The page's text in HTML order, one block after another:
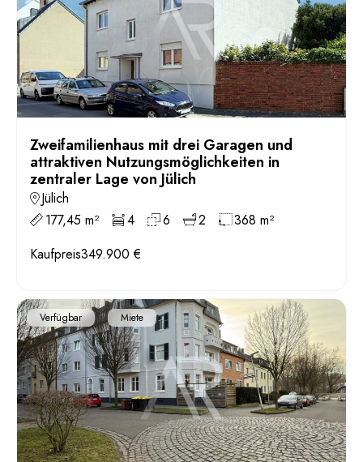
Zweifamilienhaus mit drei Garagen und
attraktiven Nutzungsmöglichkeiten in
zentraler Lage von Jülich
Jülich
177,45 m²
4 6 2
368 m²
Kaufpreis349.900 €
Verfügbar Miete